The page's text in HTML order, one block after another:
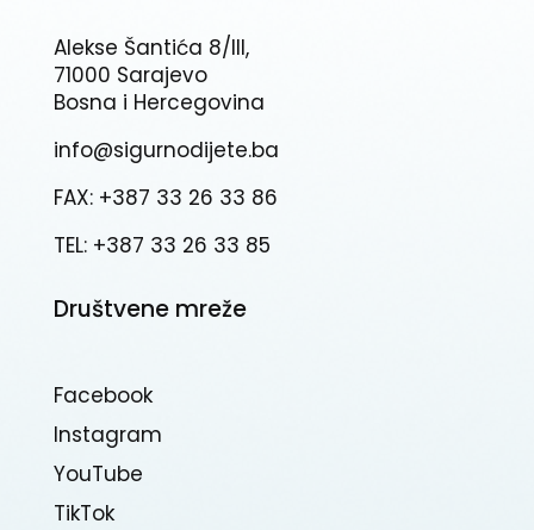
Alekse Šantića 8/III,
71000 Sarajevo
Bosna i Hercegovina
info@sigurnodijete.ba
FAX: +387 33 26 33 86
TEL: +387 33 26 33 85
Društvene mreže
Facebook
Instagram
YouTube
TikTok